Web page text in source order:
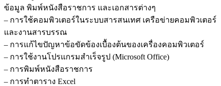
ข้อมูล พิมพ์หนังสือราชการ และเอกสารต่างๆ
– การใช้คอมพิวเตอร์ในระบบสารสนเทศ เครือข่ายคอมพิวเตอร์
และงานสารบรรณ
– การแก้ไขปัญหาข้อขัดข้องเบื้องต้นของเครื่องคอมพิวเตอร์
– การใช้งานโปรแกรมสำเร็จรูป (Microsoft Office)
– การพิมพ์หนังสือราชการ
– การทำตาราง Excel